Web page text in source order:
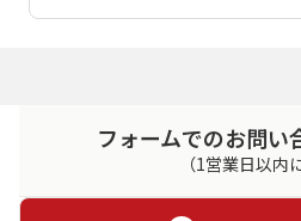
フォームでのお問い
（1営業日以内